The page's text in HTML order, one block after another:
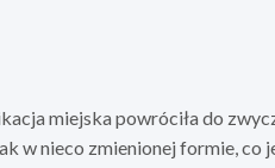
miejska powróciła do
w nieco zmienionej formie, co